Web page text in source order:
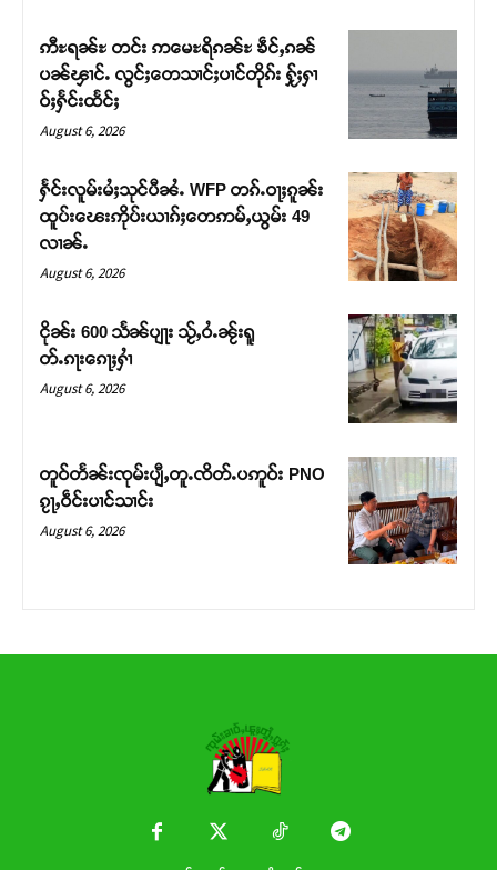
Support SHAN
တႃႇႁႂ်ႈသဵင်ၵၢင်ၸႂ်ၵူၼ်းမိူင်း ၵူႈတီႈၵူႈလႅၼ်ပေႃးတေၸွ
ဝ်ႇၽူႈတွႆႇႁွၵ်ႈ လႆႈယူႇၶႃႈဢေႃႈ။
ဢီႊရၼ်ႊ တင်း ဢမေႊရိၵၼ်ႊ ၶဵင်ႇၵၼ်
ပၼ်ၾၢင်ႉ လွင်ႈတေသၢင်ႈပၢင်တိုၵ်း ႁႂ်ႈႁၢ
ဝ်ႈႁႅင်းထႅင်ႈ
August 6, 2026
ႁႅင်းလူမ်းမႆႈသုင်ပီၼႆႉ WFP တၵ်ႉဝႃႈၵူၼ်း
ထူပ်းၽေးဢိုပ်းယၢၵ်ႈတေဢမ်ႇယွမ်း 49
လၢၼ်ႉ
August 6, 2026
ငိုၼ်း 600 သႅၼ်ပျႃး သႂ်ႇဝႆႉၼႂ်းရူ
တ်ႉၵႃးၵေႃႈႁၢႆ
August 6, 2026
တူဝ်တႅၼ်းၸုမ်းပျီႇတူႉၸိတ်ႉပဢူဝ်း PNO
ၵႂႃႇဝဵင်းပၢင်သၢင်း
August 6, 2026